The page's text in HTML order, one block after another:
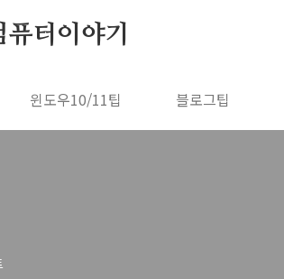
터이야기
윈도우10/11팁 블로그팁